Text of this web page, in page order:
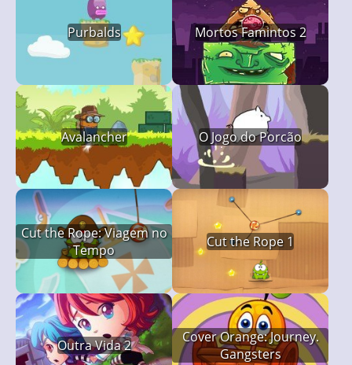
Purbalds Mortos Famintos 2
Avalancher O Jogo do Porcão
Cut the Rope: Viagem no
Tempo
Cut the Rope 1
Outra Vida 2
Cover Orange: Journey.
Gangsters